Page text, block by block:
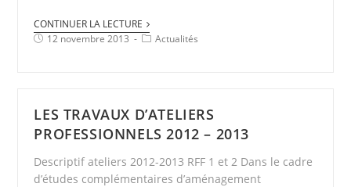
CONTINUER LA LECTURE
12 novembre 2013
Actualités
LES TRAVAUX D’ATELIERS
PROFESSIONNELS 2012 – 2013
Descriptif ateliers 2012-2013 RFF 1 et 2 Dans le cadre
d’études complémentaires d’aménagement